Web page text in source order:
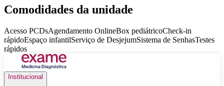
Comodidades da unidade
Acesso PCDsAgendamento OnlineBox pediátricoCheck-in
rápidoEspaço infantilServiço de DesjejumSistema de SenhasTestes
rápidos
Institucional